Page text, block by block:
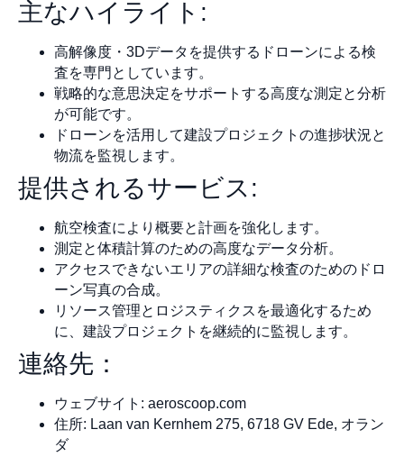
主なハイライト:
高解像度・3Dデータを提供するドローンによる検
査を専門としています。
戦略的な意思決定をサポートする高度な測定と分析
が可能です。
ドローンを活用して建設プロジェクトの進捗状況と
物流を監視します。
提供されるサービス:
航空検査により概要と計画を強化します。
測定と体積計算のための高度なデータ分析。
アクセスできないエリアの詳細な検査のためのドロ
ーン写真の合成。
リソース管理とロジスティクスを最適化するため
に、建設プロジェクトを継続的に監視します。
連絡先：
ウェブサイト: aeroscoop.com
住所: Laan van Kernhem 275, 6718 GV Ede, オラン
ダ